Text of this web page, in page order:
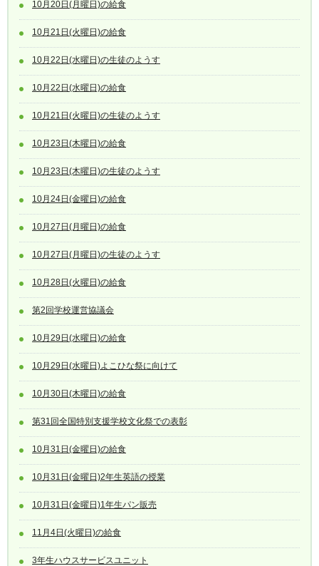
10月20日(月曜日)の給食
10月21日(火曜日)の給食
10月22日(水曜日)の生徒のようす
10月22日(水曜日)の給食
10月21日(火曜日)の生徒のようす
10月23日(木曜日)の給食
10月23日(木曜日)の生徒のようす
10月24日(金曜日)の給食
10月27日(月曜日)の給食
10月27日(月曜日)の生徒のようす
10月28日(火曜日)の給食
第2回学校運営協議会
10月29日(水曜日)の給食
10月29日(水曜日)よこひな祭に向けて
10月30日(木曜日)の給食
第31回全国特別支援学校文化祭での表彰
10月31日(金曜日)の給食
10月31日(金曜日)2年生英語の授業
10月31日(金曜日)1年生パン販売
11月4日(火曜日)の給食
3年生ハウスサービスユニット